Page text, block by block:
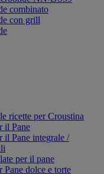
combinato
con grill
ricette per Croustina
il Pane
il Pane integrale /
per il pane
Pane dolce e torte